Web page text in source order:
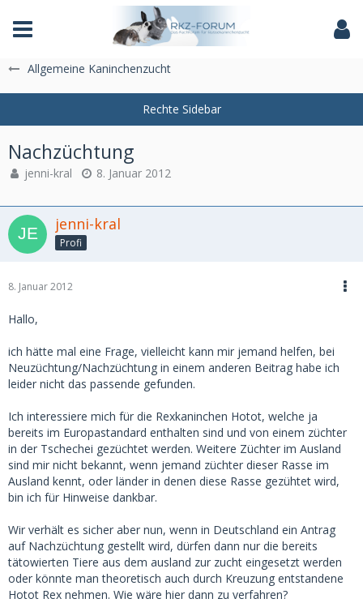
Das Fachforum der Rassekaninchenzucht
Allgemeine Kaninchenzucht
Nachzüchtung
jenni-kral 8. Januar 2012
jenni-kral
Profi
8. Januar 2012
Hallo,
ich hätte mal eine Frage, vielleicht kann mir jemand helfen, bei
Neuzüchtung/Nachzüchtung in einem anderen Beitrag habe ich
leider nicht das passende gefunden.
Ich interessiere mich für die Rexkaninchen Hotot, welche ja
bereits im Europastandard enthalten sind und von einem züchter
in der Tschechei gezüchtet werden. Weitere Züchter im Ausland
sind mir nicht bekannt, wenn jemand züchter dieser Rasse im
Ausland kennt, oder länder in denen diese Rasse gezühtet wird,
bin ich für Hinweise dankbar.
Wir verhält es sicher aber nun, wenn in Deutschland ein Antrag
auf Nachzüchtung gestellt wird, dürfen dann nur die bereits
tätowierten Tiere aus dem ausland zur zucht eingesetzt werden
oder könnte man theoretisch auch durch Kreuzung entstandene
Hotot Rex nehmen. Wie wäre hier dann zu verfahren?